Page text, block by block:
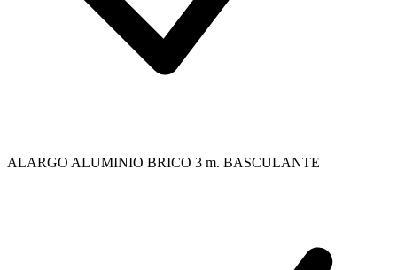
ALARGO ALUMINIO BRICO 3 m. BASCULANTE